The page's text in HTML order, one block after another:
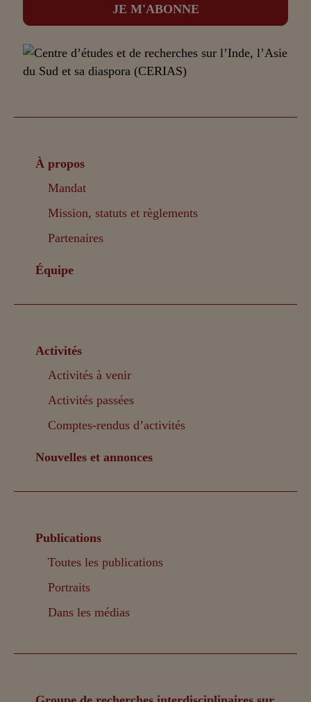
À propos
Mandat
Mission, statuts et règlements
Partenaires
Équipe
Activités
Activités à venir
Activités passées
Comptes-rendus d’activités
Nouvelles et annonces
Publications
Toutes les publications
Portraits
Dans les médias